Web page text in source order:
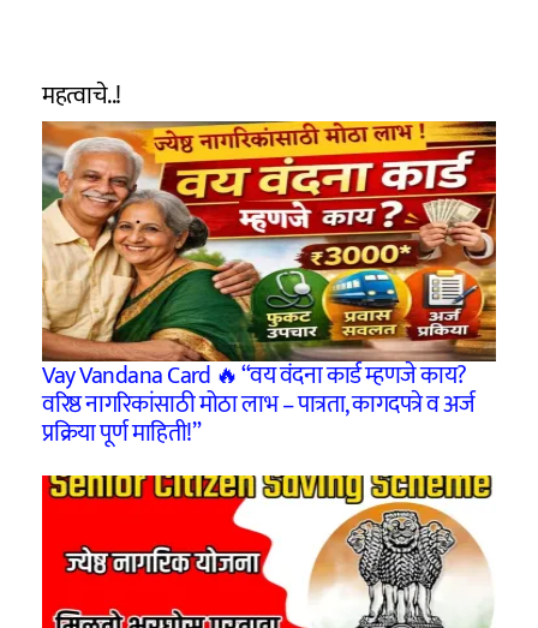
महत्वाचे..!
Vay Vandana Card 🔥 “वय वंदना कार्ड म्हणजे काय?
वरिष्ठ नागरिकांसाठी मोठा लाभ – पात्रता, कागदपत्रे व अर्ज
प्रक्रिया पूर्ण माहिती!”